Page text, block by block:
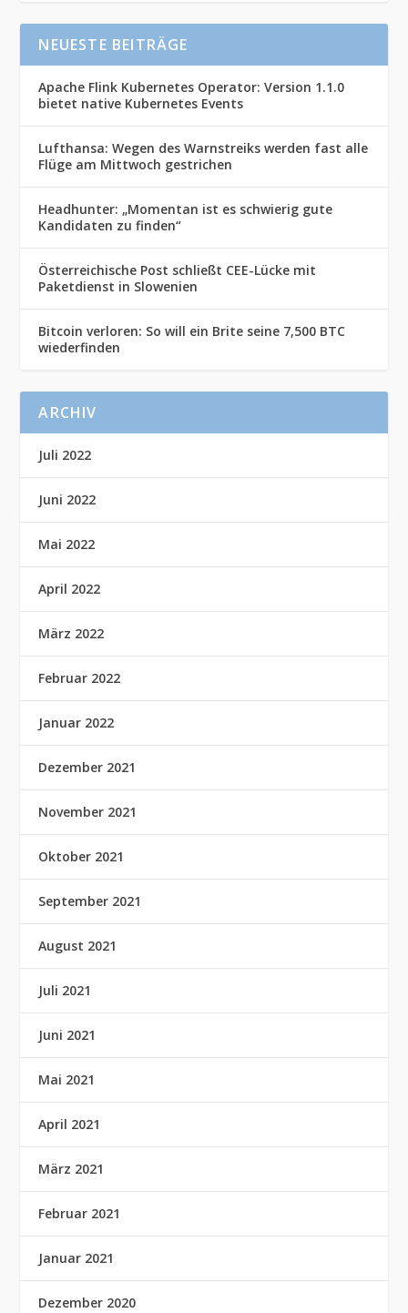
NEUESTE BEITRÄGE
Apache Flink Kubernetes Operator: Version 1.1.0
bietet native Kubernetes Events
Lufthansa: Wegen des Warnstreiks werden fast alle
Flüge am Mittwoch gestrichen
Headhunter: „Momentan ist es schwierig gute
Kandidaten zu finden“
Österreichische Post schließt CEE-Lücke mit
Paketdienst in Slowenien
Bitcoin verloren: So will ein Brite seine 7,500 BTC
wiederfinden
ARCHIV
Juli 2022
Juni 2022
Mai 2022
April 2022
März 2022
Februar 2022
Januar 2022
Dezember 2021
November 2021
Oktober 2021
September 2021
August 2021
Juli 2021
Juni 2021
Mai 2021
April 2021
März 2021
Februar 2021
Januar 2021
Dezember 2020